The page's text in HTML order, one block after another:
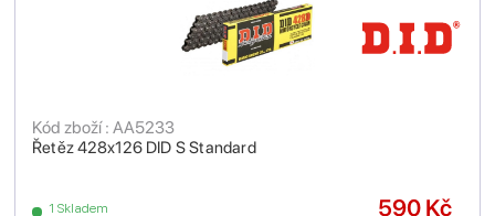
Řetěz 428x126 DID S Standard
Kód zboží : AA5233
1 Skladem 590 Kč